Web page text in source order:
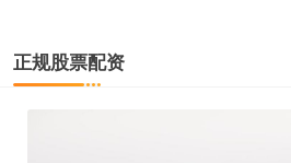
免息炒股配资
2024-09-10
正规股票配资